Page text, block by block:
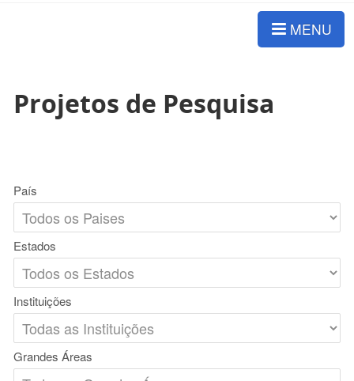
MENU
Projetos de Pesquisa
País
Estados
Instituições
Grandes Áreas